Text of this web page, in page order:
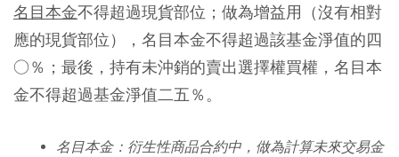
名目本金不得超過現貨部位；做為增益用（沒有相對
應的現貨部位），名目本金不得超過該基金淨值的四
○％；最後，持有未沖銷的賣出選擇權買權，名目本
金不得超過基金淨值二五％。
名目本金：衍生性商品合約中，做為計算未來交易金